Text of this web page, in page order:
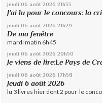
jeudi 06 août 2026 21h33
J'ai lu pour le concours: la
jeudi 06 août 2026 21h29
De ma fenêtre
mardi matin 6h45
jeudi 06 août 2026 20h50
Je viens de lire:Le Pays de
jeudi 06 août 2026 17h58
Jeudi 6 août 2026
lu 3 livres hier dont 2 pour le